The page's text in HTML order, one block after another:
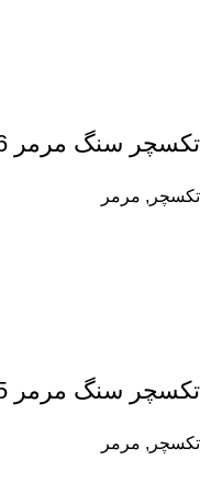
تکسچر سنگ مرمر 016
تکسچر , مرمر
تکسچر سنگ مرمر 015
تکسچر , مرمر